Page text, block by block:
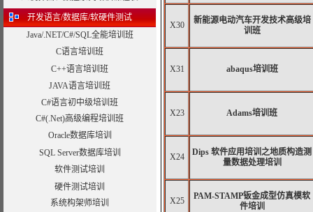
开发语言/数据库/软硬件测试
Java/.NET/C#/SQL全能培训班
C语言培训班
C++语言培训班
JAVA语言培训班
C#语言初中级培训班
C#(.Net)高级编程培训班
Oracle数据库培训
SQL Server数据库培训
软件测试培训
硬件测试培训
系统构架师培训
X30
新能源电动汽车开发技术高级培
训班
X31 abaqus培训班
X23 Adams培训班
X24
Dips 软件应用培训之地质构造测
量数据处理培训
X25
PAM-STAMP钣金成型仿真模软
件培训